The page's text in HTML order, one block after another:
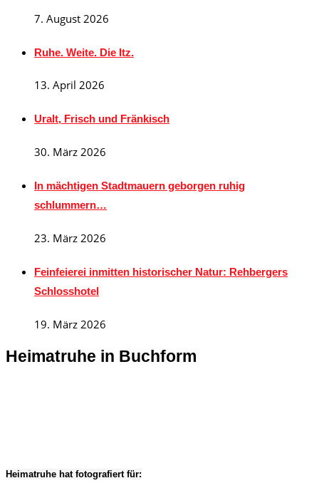
7. August 2026
Ruhe. Weite. Die Itz.
13. April 2026
Uralt, Frisch und Fränkisch
30. März 2026
In mächtigen Stadtmauern geborgen ruhig
schlummern…
23. März 2026
Feinfeierei inmitten historischer Natur: Rehbergers
Schlosshotel
19. März 2026
Heimatruhe in Buchform
Heimatruhe hat fotografiert für: